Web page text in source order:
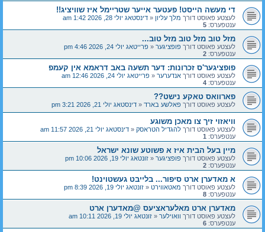
די מעשה הייסט! פעטער אייער שטריימל איז שוויציג!!
לעצטע פאוסט דורך מלך עליון « דינסטאג יולי 28, 2026 1:42 am
ענטפערס: 5
מזל טוב מזל טוב מזל טוב...
לעצטע פאוסט דורך פופציגער « פרייטאג יולי 24, 2026 4:46 pm
ענטפערס: 2
פופציגער'ס זכרונות: דער תשעה באב דראמא אין קעמפ
לעצטע פאוסט דורך אנדערער « פרייטאג יולי 24, 2026 12:46 am
ענטפערס: 4
פארוואס טאקע נישט??
לעצטע פאוסט דורך פאלשע בארד « דינסטאג יולי 21, 2026 3:21 pm
וויאזוי זיך צו מאכן משוגע
לעצטע פאוסט דורך להגדיל הטראסק « דינסטאג יולי 21, 2026 11:57 am
ענטפערס: 1
מיין בעל הבית איז א פשוטע שונא ישראל
לעצטע פאוסט דורך פופציגער « זונטאג יולי 19, 2026 10:06 pm
ענטפערס: 2
א מאדערן ארט סיפור... בלייבט געשטוינט!
לעצטע פאוסט דורך מאטאווירט « זונטאג יולי 19, 2026 8:39 pm
ענטפערס: 8
מאדערן ארט מאלעראציעס @מאדערן ארט
לעצטע פאוסט דורך וואוילער « זונטאג יולי 19, 2026 10:11 am
ענטפערס: 6